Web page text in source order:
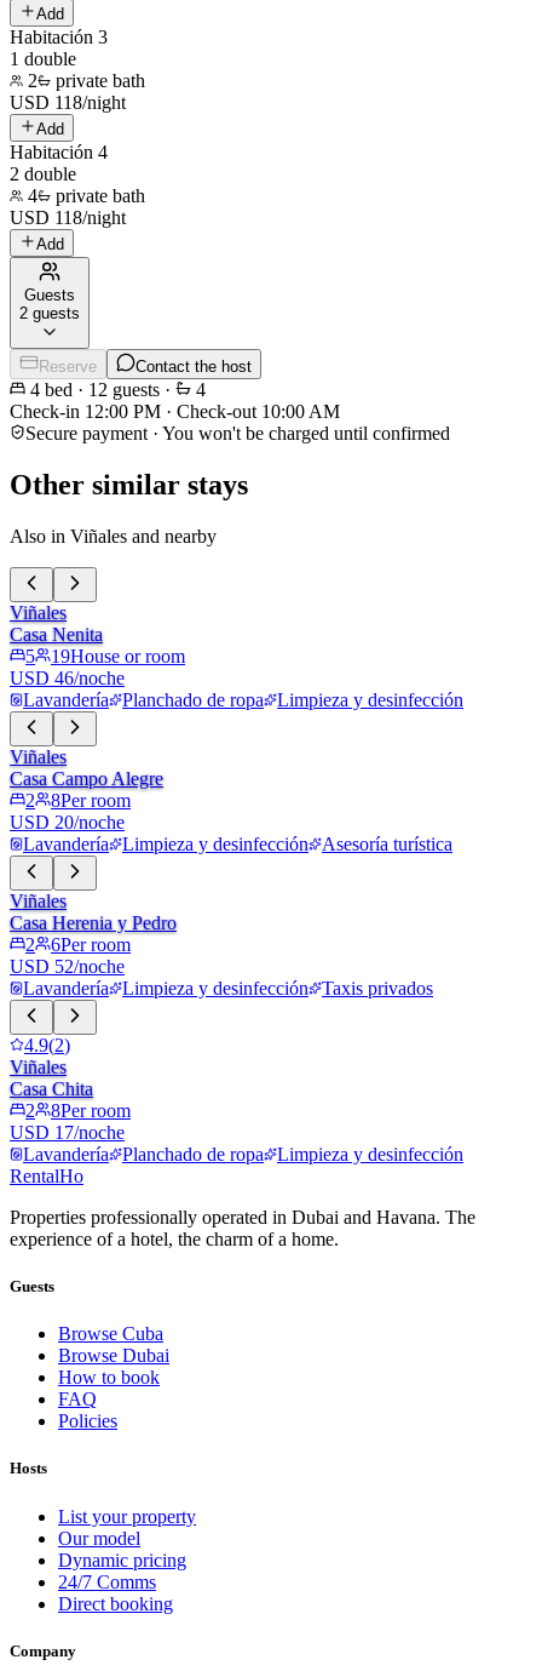
Add
Habitación 3
1 double
2
private bath
USD 118/night
Add
Habitación 4
2 double
4
private bath
USD 118/night
Add
Guests
2 guests
Reserve Contact the host
4 bed · 12 guests ·
4
Check-in 12:00 PM · Check-out 10:00 AM
Secure payment · You won't be charged until confirmed
Other similar stays
Also in Viñales and nearby
Viñales
Casa Nenita
5
19House or room
USD 46/noche
Lavandería
Planchado de ropa Limpieza y desinfección
Viñales
Casa Campo Alegre
2
8Per room
USD 20/noche
Lavandería
Limpieza y desinfección Asesoría turística
Viñales
Casa Herenia y Pedro
2
6Per room
USD 52/noche
Lavandería
Limpieza y desinfección Taxis privados
4.9(2)
Viñales
Casa Chita
2
8Per room
USD 17/noche
Lavandería
Planchado de ropa
Limpieza y desinfección
RentalHo
Properties professionally operated in Dubai and Havana. The
experience of a hotel, the charm of a home.
Guests
Browse Cuba
Browse Dubai
How to book
FAQ
Policies
Hosts
List your property
Our model
Dynamic pricing
24/7 Comms
Direct booking
Company